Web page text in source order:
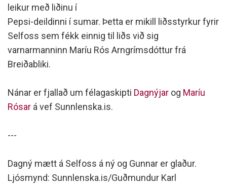
leikur með liðinu í
Pepsi-deildinni í sumar. Þetta er mikill liðsstyrkur fyrir
Selfoss sem fékk einnig til liðs við sig
varnarmanninn Maríu Rós Arngrímsdóttur frá
Breiðabliki.
Nánar er fjallað um félagaskipti Dagnýjar og Maríu
Rósar á vef Sunnlenska.is.
---
Dagný mætt á Selfoss á ný og Gunnar er glaður.
Ljósmynd: Sunnlenska.is/Guðmundur Karl